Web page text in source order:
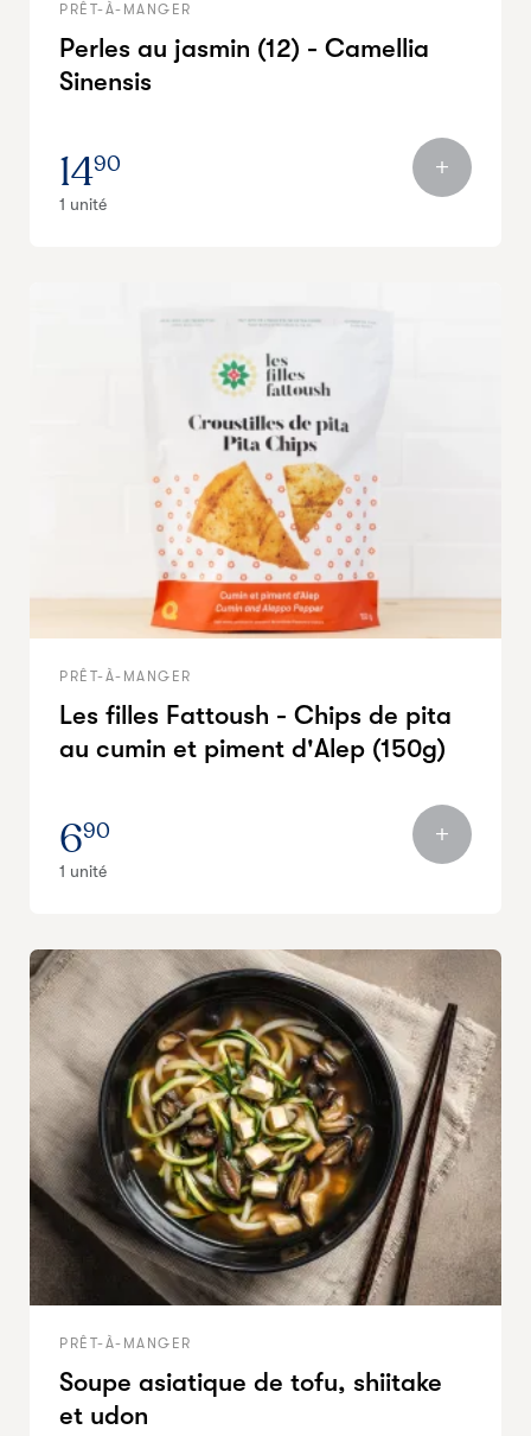
PRÊT-À-MANGER
Perles au jasmin (12) - Camellia
Sinensis
1490
1 unité
PRÊT-À-MANGER
Les filles Fattoush - Chips de pita
au cumin et piment d'Alep (150g)
690
1 unité
PRÊT-À-MANGER
Soupe asiatique de tofu, shiitake
et udon